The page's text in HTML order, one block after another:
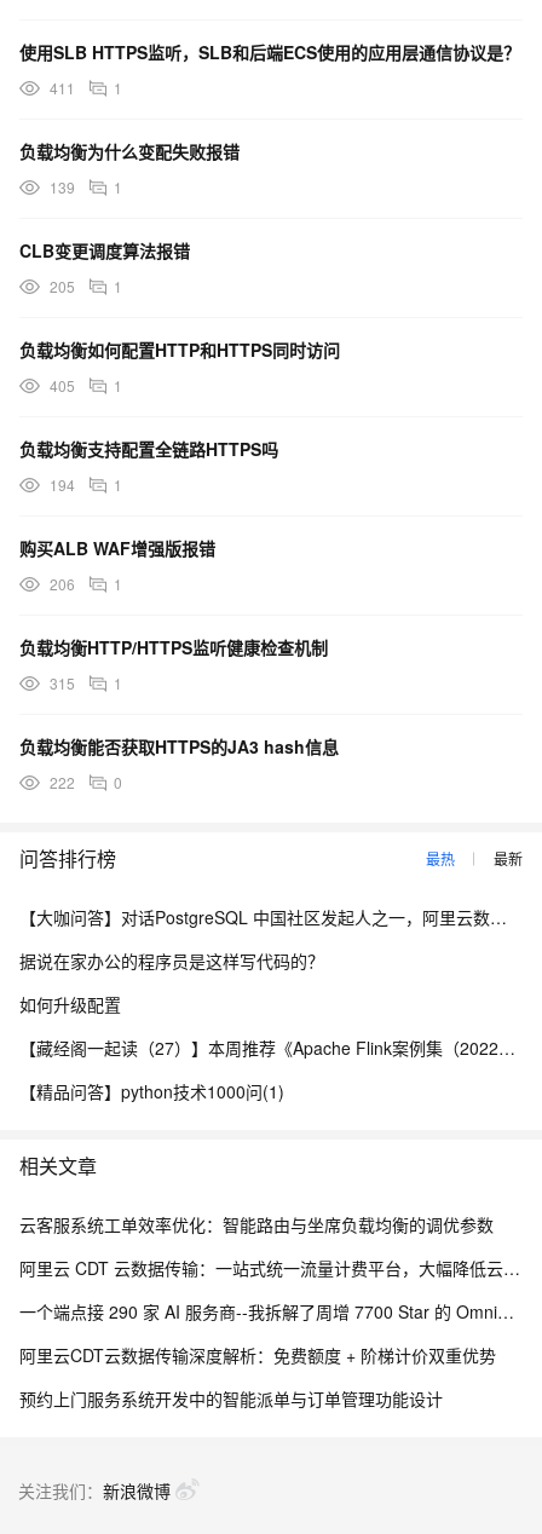
使用SLB HTTPS监听，SLB和后端ECS使用的应用层通信协议是？
411 1
负载均衡为什么变配失败报错
139 1
CLB变更调度算法报错
205 1
负载均衡如何配置HTTP和HTTPS同时访问
405 1
负载均衡支持配置全链路HTTPS吗
194 1
购买ALB WAF增强版报错
206 1
负载均衡HTTP/HTTPS监听健康检查机制
315 1
负载均衡能否获取HTTPS的JA3 hash信息
222 0
问答排行榜 最热 最新
【大咖问答】对话PostgreSQL 中国社区发起人之一，阿里云数据库高级专家 德哥
据说在家办公的程序员是这样写代码的？
如何升级配置
【藏经阁一起读（27）】本周推荐《Apache Flink案例集（2022版）》，你有哪些心得？
【精品问答】python技术1000问(1)
相关文章
云客服系统工单效率优化：智能路由与坐席负载均衡的调优参数
阿里云 CDT 云数据传输：一站式统一流量计费平台，大幅降低云上网络成本
一个端点接 290 家 AI 服务商--我拆解了周增 7700 Star 的 OmniRoute
阿里云CDT云数据传输深度解析：免费额度 + 阶梯计价双重优势
预约上门服务系统开发中的智能派单与订单管理功能设计
关注我们： 新浪微博